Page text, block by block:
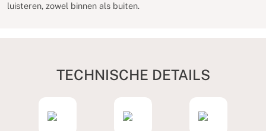
luisteren, zowel binnen als buiten.
TECHNISCHE DETAILS